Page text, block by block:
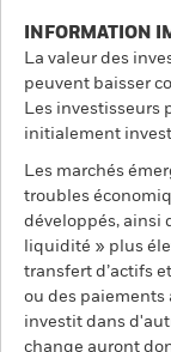
INFORMATION
La valeur des
peuvent baisser
Les investisseurs
initialement
Les marchés
troubles
développés, ainsi
liquidité » plus
transfert d’actifs
ou des paiements
investit dans
change auront